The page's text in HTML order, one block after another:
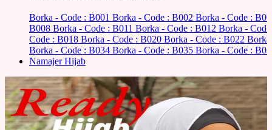
Borka - Code : B001 Borka - Code : B002 Borka - Code :
B008 Borka - Code : B011 Borka - Code : B012 Borka -
Code : B018 Borka - Code : B020 Borka - Code : B022
Borka - Code : B034 Borka - Code : B035 Borka - Code :
Namajer Hijab